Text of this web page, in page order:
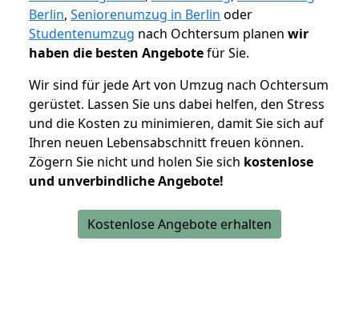
Berlin, Seniorenumzug in Berlin oder
Studentenumzug nach Ochtersum planen wir
haben die besten Angebotefür Sie.
Wir sind für jede Art von Umzug nach Ochtersum
gerüstet. Lassen Sie uns dabei helfen, den Stress
und die Kosten zu minimieren, damit Sie sich auf
Ihren neuen Lebensabschnitt freuen können.
Zögern Sie nicht und holen Sie sich kostenlose
und unverbindliche Angebote!
Kostenlose Angebote erhalten